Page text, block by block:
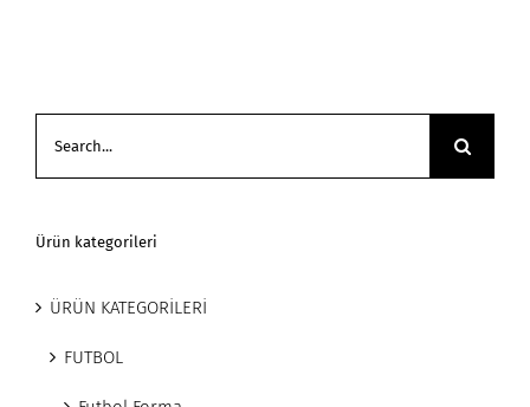
Ürün kategorileri
ÜRÜN KATEGORİLERİ
FUTBOL